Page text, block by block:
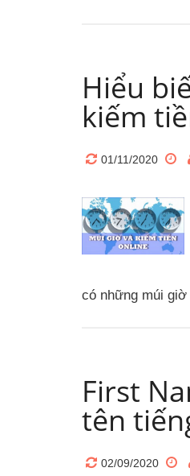
Hiểu
kiếm
01/11/2020
có những múi
First
tên
02/09/2020